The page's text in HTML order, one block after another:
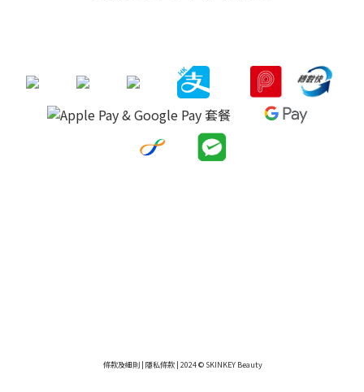
條款及細則 | 隱私條款 | 2024 © SKINKEY Beauty